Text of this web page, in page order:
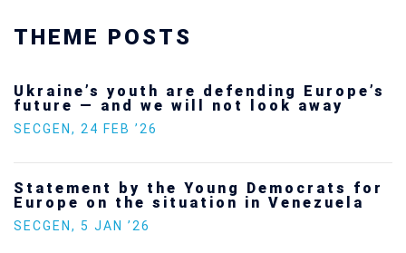
THEME POSTS
Ukraine’s youth are defending Europe’s
future — and we will not look away
SECGEN , 24 FEB ’26
Statement by the Young Democrats for
Europe on the situation in Venezuela
SECGEN , 5 JAN ’26